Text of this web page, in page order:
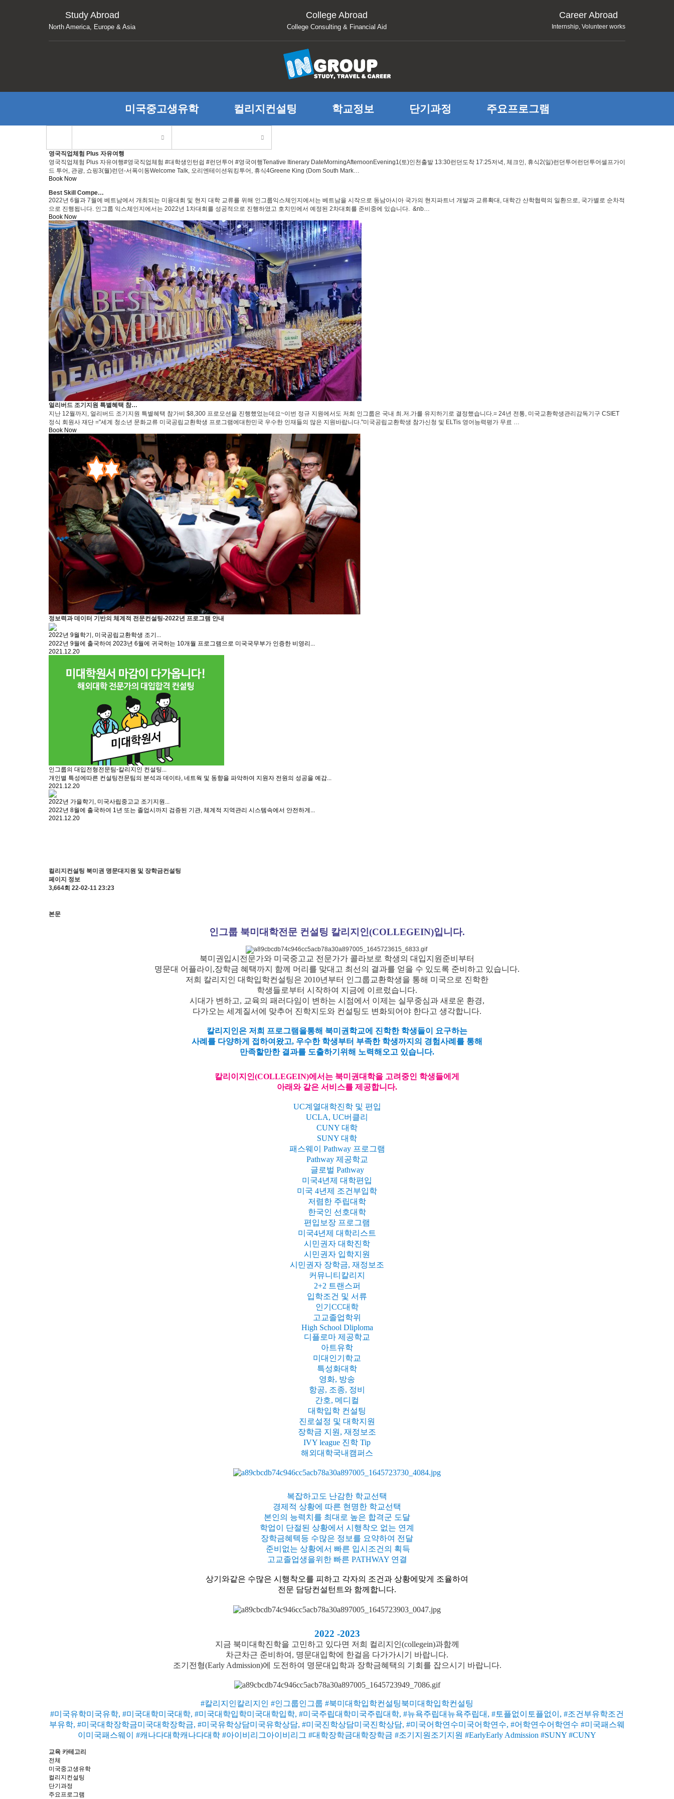
Study Abroad
North America, Europe & Asia
College Abroad
College Consulting & Financial Aid
Career Abroad
Internship, Volunteer works
미국중고생유학 컬리지컨설팅 학교정보 단기과정 주요프로그램
영국직업체험 Plus 자유여행
영국직업체험 Plus 자유여행#영국직업체험 #대학생인턴쉽 #런던투어 #영국여행Tenative Itinerary DateMorningAfternoonEvening1(토)인천출발 13:30런던도착 17:25저녁, 체크인, 휴식2(일)런던투어런던투어셀프가이
드 투어, 관광, 쇼핑3(월)런던-서폭이동Welcome Talk, 오리엔테이션워킹투어, 휴식4Greene King (Dom South Mark…
Book Now
Best Skill Compe…
2022년 6월과 7월에 베트남에서 개최되는 미용대회 및 현지 대학 교류를 위해 인그룹익스체인지에서는 베트남을 시작으로 동남아시아 국가의 현지파트너 개발과 교류확대, 대학간 산학협력의 일환으로, 국가별로 순차적
으로 진행됩니다. 인그룹 익스체인지에서는 2022년 1차대회를 성공적으로 진행하였고 호치민에서 예정된 2차대회를 준비중에 있습니다. &nb…
Book Now
얼리버드 조기지원 특별혜택 참…
지난 12월까지, 얼리버드 조기지원 특별혜택 참가비 $8,300 프로모션을 진행했었는데요~이번 정규 지원에서도 저희 인그룹은 국내 최.저.가를 유지하기로 결정했습니다.​= ​24년 전통, 미국교환학생관리감독기구 CSIET
정식 회원사 재단 ="세계 청소년 문화교류 미국공립교환학생 프로그램에대한민국 우수한 인재들의 많은 지원바랍니다."​미국공립교환학생 참가신청 및 ELTis 영어능력평가 무료 …
Book Now
정보력과 데이터 기반의 체계적 전문컨설팅-2022년 프로그램 안내
2022년 9월학기, 미국공립교환학생 조기...
2022년 9월에 출국하여 2023년 6월에 귀국하는 10개월 프로그램으로 미국국무부가 인증한 비영리...
2021.12.20
인그룹의 대입전형전문팀-칼리지인 컨설팅...
개인별 특성에따른 컨설팅전문팀의 분석과 데이타, 네트웍 및 동향을 파악하여 지원자 전원의 성공을 예감...
2021.12.20
2022년 가을학기, 미국사립중고교 조기지원...
2022년 8월에 출국하여 1년 또는 졸업시까지 검증된 기관, 체계적 지역관리 시스템속에서 안전하게...
2021.12.20
컬리지컨설팅 북미권 명문대지원 및 장학금컨설팅
페이지 정보
3,664회 22-02-11 23:23
본문
인그룹 북미대학전문 컨설팅 칼리지인(COLLEGEIN)입니다.
북미권입시전문가와 미국중고교 전문가가 콜라보로 학생의 대입지원준비부터
명문대 어플라이,장학금 혜택까지 함께 머리를 맞대고 최선의 결과를 얻을 수 있도록 준비하고 있습니다.
저희 칼리지인 대학입학컨설팅은 2010년부터 인그룹교환학생을 통해 미국으로 진학한
학생들로부터 시작하여 지금에 이르렀습니다.
시대가 변하고, 교육의 패러다임이 변하는 시점에서 이제는 실무중심과 새로운 환경,
다가오는 세계질서에 맞추어 진학지도와 컨설팅도 변화되어야 한다고 생각합니다.
칼리지인은 저희 프로그램을통해 북미권학교에 진학한 학생들이 요구하는
사례를 다양하게 접하여왔고, 우수한 학생부터 부족한 학생까지의 경험사례를 통해
만족할만한 결과를 도출하기위해 노력해오고 있습니다.
칼리이지인(COLLEGEIN)에서는 북미권대학을 고려중인 학생들에게
아래와 같은 서비스를 제공합니다.
UC계열대학진학 및 편입
UCLA, UC버클리
CUNY 대학
SUNY 대학
패스웨이 Pathway 프로그램
Pathway 제공학교
글로벌 Pathway
미국4년제 대학편입
미국 4년제 조건부입학
저렴한 주립대학
한국인 선호대학
편입보장 프로그램
미국4년제 대학리스트
시민권자 대학진학
시민권자 입학지원
시민권자 장학금, 재정보조
커뮤니티칼리지
2+2 트랜스퍼
입학조건 및 서류
인기CC대학
고교졸업학위
High School Dliploma
디플로마 제공학교
아트유학
미대인기학교
특성화대학
영화, 방송
항공, 조종, 정비
간호, 메디컬
대학입학 컨설팅
진로설정 및 대학지원
장학금 지원, 재정보조
IVY league 진학 Tip
해외대학국내캠퍼스
복잡하고도 난감한 학교선택
경제적 상황에 따른 현명한 학교선택
본인의 능력치를 최대로 높은 합격군 도달
학업이 단절된 상황에서 시행착오 없는 연계
장학금혜텍등 수많은 정보를 요약하여 전달
준비없는 상황에서 빠른 입시조건의 획득
고교졸업생을위한 빠른 PATHWAY 연결
상기와같은 수많은 시행착오를 피하고 각자의 조건과 상황에맞게 조율하여
전문 담당컨설턴트와 함께합니다.
2022 -2023
지금 북미대학진학을 고민하고 있다면 저희 컬리지인(collegein)과함께
차근차근 준비하여, 명문대입학에 한걸음 다가가시기 바랍니다.
조기전형(Early Admission)에 도전하여 명문대입학과 장학금혜택의 기회를 잡으시기 바랍니다.
#칼리지인칼리지인 #인그룹인그룹 #북미대학입학컨설팅북미대학입학컨설팅
#미국유학미국유학, #미국대학미국대학, #미국대학입학미국대학입학, #미국주립대학미국주립대학, #뉴욕주립대뉴욕주립대, #토플없이토플없이, #조건부유학조건
부유학, #미국대학장학금미국대학장학금, #미국유학상담미국유학상담, #미국진학상담미국진학상담, #미국어학연수미국어학연수, #어학연수어학연수 #미국패스웨
이미국패스웨이 #캐나다대학캐나다대학 #아이비리그아이비리그 #대학장학금대학장학금 #조기지원조기지원 #EarlyEarly Admission #SUNY #CUNY
교육 카테고리
전체
미국중고생유학
컬리지컨설팅
단기과정
주요프로그램